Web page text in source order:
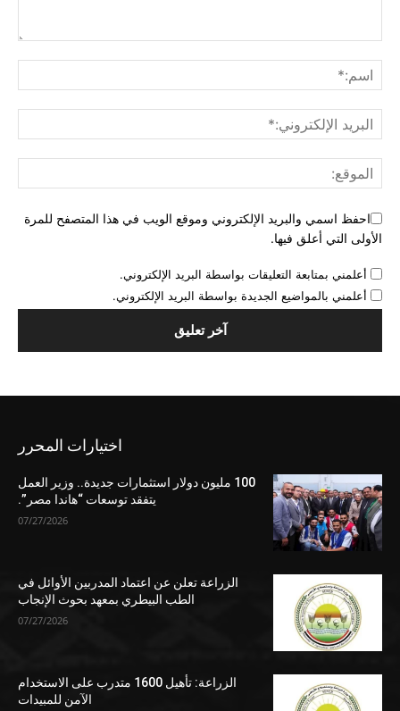
احفظ اسمي والبريد الإلكتروني وموقع الويب في هذا المتصفح للمرة
الأولى التي أعلق فيها.
أعلمني بمتابعة التعليقات بواسطة البريد الإلكتروني.
أعلمني بالمواضيع الجديدة بواسطة البريد الإلكتروني.
اختيارات المحرر
100 مليون دولار استثمارات جديدة.. وزير العمل
يتفقد توسعات “هاندا مصر”.
07/27/2026
الزراعة تعلن عن اعتماد المدربين الأوائل في
الطب البيطري بمعهد بحوث الإنجاب
07/27/2026
الزراعة: تأهيل 1600 متدرب على الاستخدام
الآمن للمبيدات